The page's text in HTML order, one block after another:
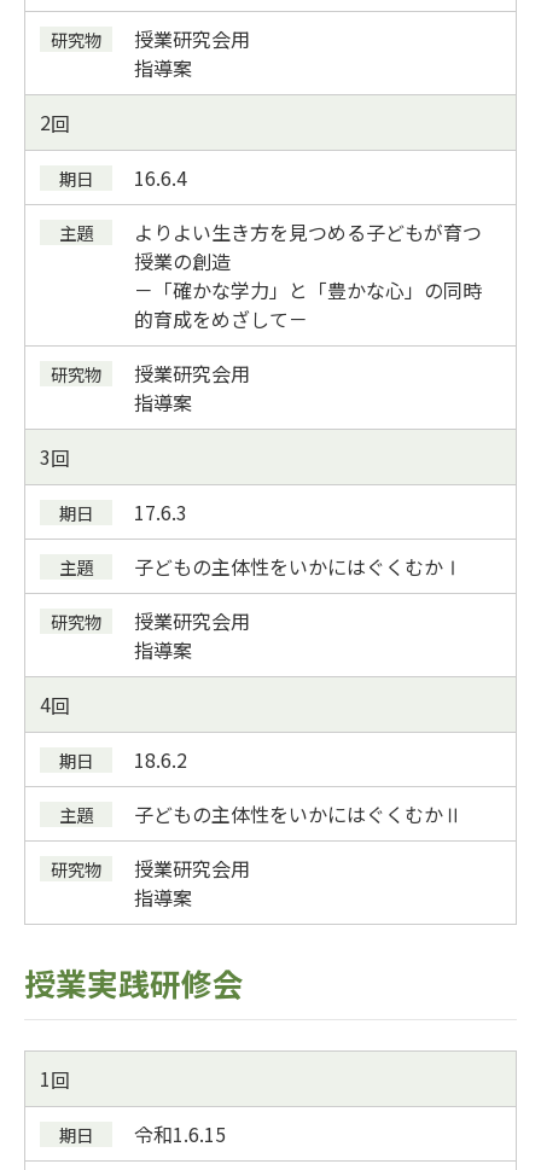
授業研究会用
指導案
2
16.6.4
よりよい生き方を見つめる子どもが育つ
授業の創造
－「確かな学力」と「豊かな心」の同時
的育成をめざして－
授業研究会用
指導案
3
17.6.3
子どもの主体性をいかにはぐくむかⅠ
授業研究会用
指導案
4
18.6.2
子どもの主体性をいかにはぐくむかⅡ
授業研究会用
指導案
授業実践研修会
1
令和1.6.15